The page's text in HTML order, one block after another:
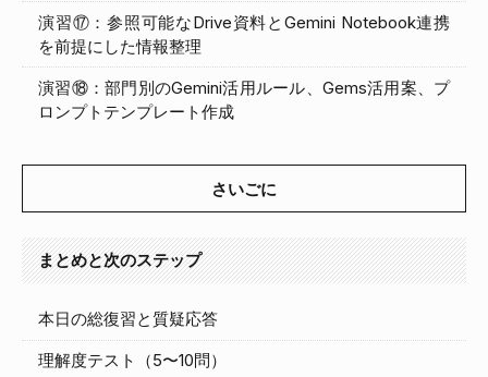
演習⑰：参照可能なDrive資料とGemini Notebook連携
を前提にした情報整理
演習⑱：部門別のGemini活用ルール、Gems活用案、プ
ロンプトテンプレート作成
さいごに
まとめと次のステップ
本日の総復習と質疑応答
理解度テスト（5〜10問）